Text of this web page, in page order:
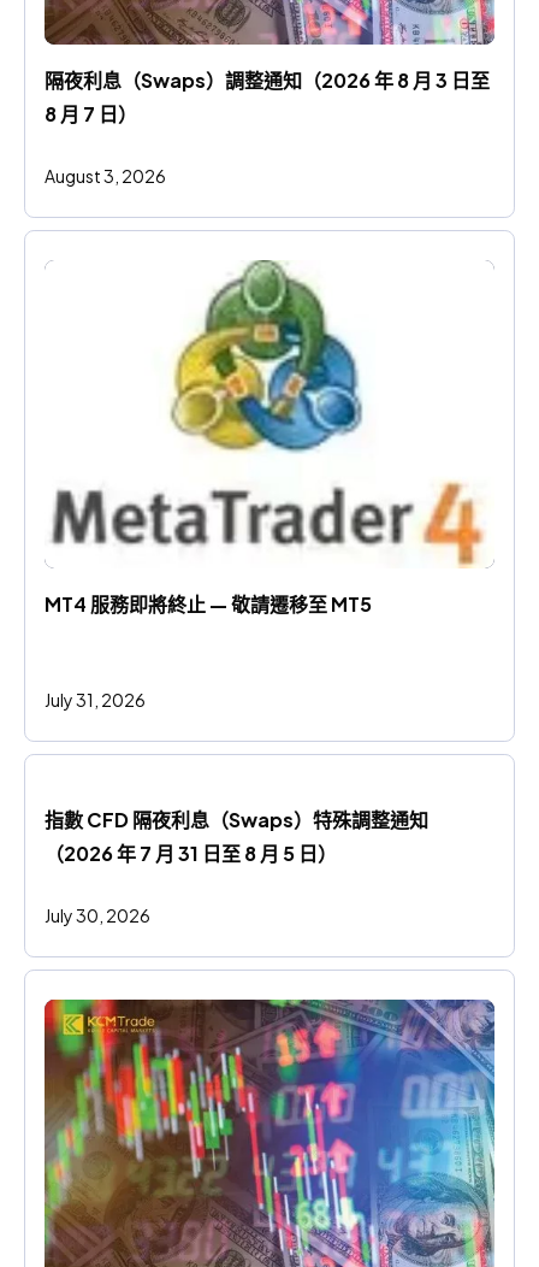
隔夜利息（Swaps）調整通知（2026 年 8 月 3 日至
8 月 7 日）
August 3, 2026
MT4 服務即將終止 — 敬請遷移至 MT5
July 31, 2026
指數 CFD 隔夜利息（Swaps）特殊調整通知
（2026 年 7 月 31 日至 8 月 5 日）
July 30, 2026